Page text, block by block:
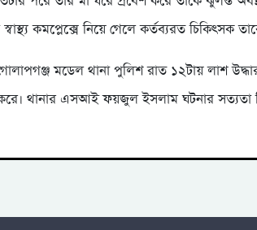
কমপ্লেক্সে নিয়ে গেলে কর্তব্যরত চিকিৎসক
মডেল থানা পুলিশ রাত ১২টায় লাশ
করে। থানার এসআই ফয়জুল ইসলাম ঘটনার সত্যতা